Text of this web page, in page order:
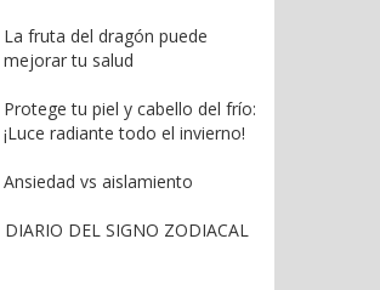
La fruta del dragón puede
mejorar tu salud
Protege tu piel y cabello del frío:
¡Luce radiante todo el invierno!
Ansiedad vs aislamiento
DIARIO DEL SIGNO ZODIACAL